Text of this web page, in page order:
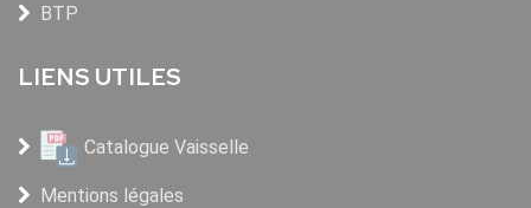
BTP
LIENS UTILES
Catalogue Vaisselle
Mentions légales